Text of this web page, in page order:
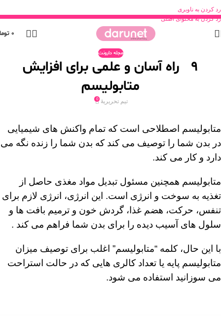
رد کردن به ناوبری
رد کردن به محتوای اصلی
0
مجله دارونت
9 راه آسان و علمی برای افزایش
متابولیسم
تیم تحریریۀ 0
متابولیسم اصطلاحی است که تمام واکنش های شیمیایی
در بدن شما را توصیف می کند که بدن شما را زنده نگه می
دارد و کار می کند.
متابولیسم همچنین مسئول تبدیل مواد مغذی حاصل از
تغذیه به سوخت و انرژی است. این انرژی، انرژی لازم برای
تنفس، حرکت، هضم غذا، گردش خون و ترمیم بافت ها و
سلول های آسیب دیده را برای بدن شما فراهم می کند .
با این حال، کلمه “متابولیسم” اغلب برای توصیف میزان
متابولیسم پایه یا تعداد کالری هایی که در حالت استراحت
می سوزانید استفاده می شود.